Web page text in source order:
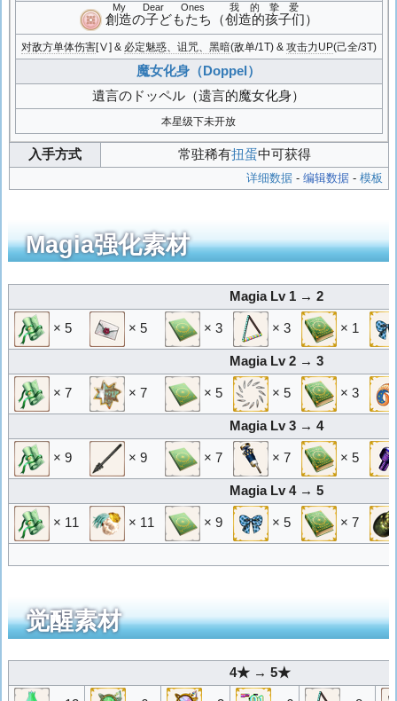
創造の子どもたち
My Dear Ones
（创造的孩子们
我的挚爱
）
对敌方单体伤害[Ⅴ] & 必定魅惑、诅咒、黑暗(敌单/1T) & 攻击力UP(己全/3T)
魔女化身（Doppel）
遺言のドッペル （遗言的魔女化身）
本星级下未开放
入手方式 常驻稀有扭蛋中可获得
详细数据 -编辑数据 -模板
Magia强化素材
Magia Lv 1 → 2
× 5 × 5 × 3 × 3 × 1
Magia Lv 2 → 3
× 7 × 7 × 5 × 5 × 3
Magia Lv 3 → 4
× 9 × 9 × 7 × 7 × 5
Magia Lv 4 → 5
× 11 × 11 × 9 × 5 × 7
觉醒素材
4★ → 5★